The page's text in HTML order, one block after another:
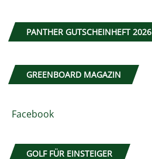
PANTHER GUTSCHEINHEFT 2026
GREENBOARD MAGAZIN
Facebook
GOLF FÜR EINSTEIGER